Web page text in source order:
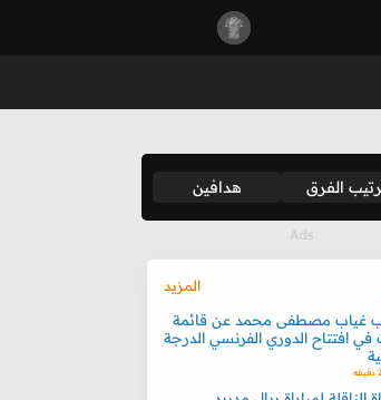
الفرق هدافين
المزيد
غياب مصطفى محمد عن قائمة
في افتتاح الدوري الفرنسي الدرجة